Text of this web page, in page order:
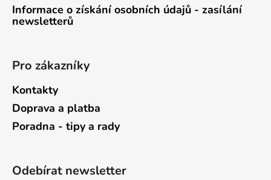
Informace o získání osobních údajů - zasílání
newsletterů
Pro zákazníky
Kontakty
Doprava a platba
Poradna - tipy a rady
Odebírat newsletter